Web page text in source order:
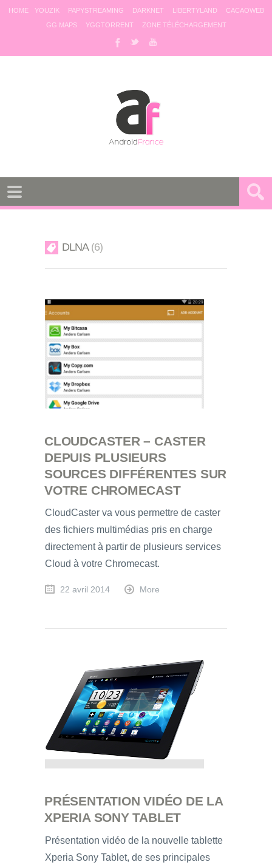
HOME YOUZIK PAPYSTREAMING DARKNET LIBERTYLAND
CACAOWEB
GG MAPS
YGGTORRENT ZONE TÉLÉCHARGEMENT
DLNA 6
CLOUDCASTER – CASTER
DEPUIS PLUSIEURS
SOURCES DIFFÉRENTES SUR
VOTRE CHROMECAST
CloudCaster va vous permettre de caster
des fichiers multimédias pris en charge
directement à partir de plusieurs services
Cloud à votre Chromecast.
22 avril 2014 More
PRÉSENTATION VIDÉO DE LA
XPERIA SONY TABLET
Présentation vidéo de la nouvelle tablette
Xperia Sony Tablet, de ses principales